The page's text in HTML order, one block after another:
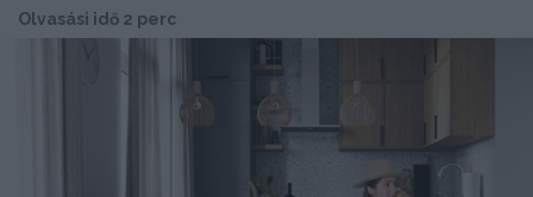
Olvasási idő 2 perc